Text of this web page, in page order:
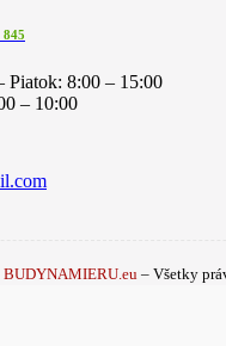
845
Piatok: 8:00 – 15:00
– 10:00
BUDYNAMIERU.eu – Všetky